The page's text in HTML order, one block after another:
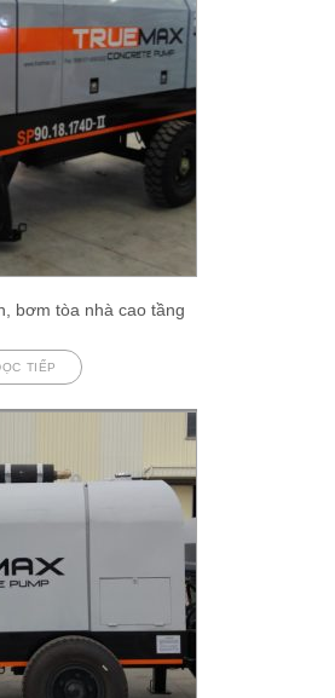
bơm tòa nhà cao tầng
TIẾP